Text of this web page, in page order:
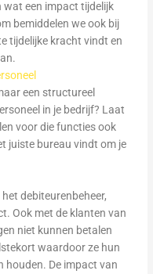
wat een impact tijdelijk
bemiddelen we ook bij
tijdelijke kracht vindt en
een structureel
in je bedrijf? Laat
voor die functies ook
juiste bureau vindt om je
debiteurenbeheer,
Ook met de klanten van
niet kunnen betalen
waardoor ze hun
houden. De impact van